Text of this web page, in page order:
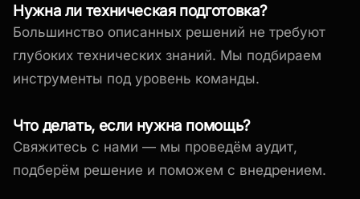
Нужна ли техническая подготовка?
Большинство описанных решений не требуют
глубоких технических знаний. Мы подбираем
инструменты под уровень команды.
Что делать, если нужна помощь?
Свяжитесь с нами — мы проведём аудит,
подберём решение и поможем с внедрением.